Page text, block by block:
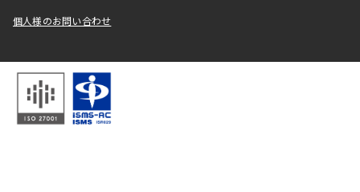
個人様のお問い合わせ